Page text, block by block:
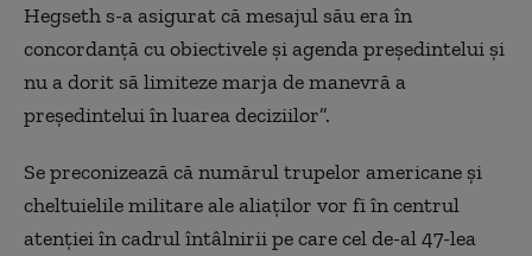
Hegseth s-a asigurat că mesajul său era în
concordanță cu obiectivele și agenda președintelui și
nu a dorit să limiteze marja de manevră a
președintelui în luarea deciziilor”.
Se preconizează că numărul trupelor americane și
cheltuielile militare ale aliaților vor fi în centrul
atenției în cadrul întâlnirii pe care cel de-al 47-lea